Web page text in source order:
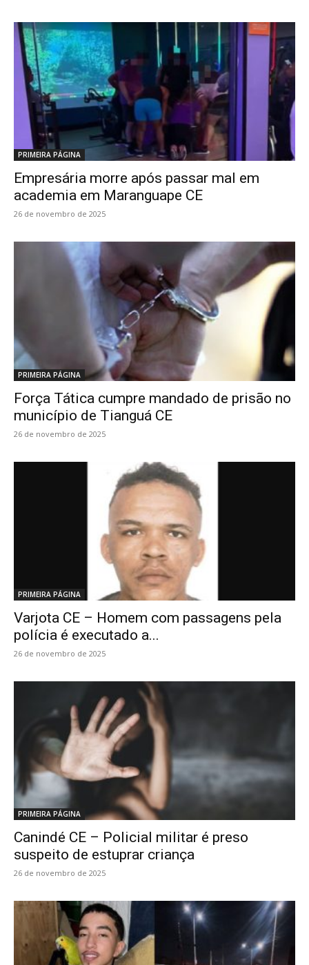
PRIMEIRA PÁGINA
Empresária morre após passar mal em
academia em Maranguape CE
26 de novembro de 2025
PRIMEIRA PÁGINA
Força Tática cumpre mandado de prisão no
município de Tianguá CE
26 de novembro de 2025
PRIMEIRA PÁGINA
Varjota CE – Homem com passagens pela
polícia é executado a...
26 de novembro de 2025
PRIMEIRA PÁGINA
Canindé CE – Policial militar é preso
suspeito de estuprar criança
26 de novembro de 2025